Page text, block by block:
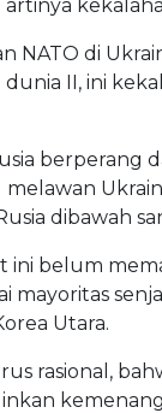
artinya
NATO di
dunia II, ini
berperang
melawan
dibawah
ini belum
mayoritas
Utara.
rasional,